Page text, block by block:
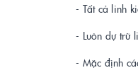
- Tất cả linh
- Luôn dự trữ
- Mặc định